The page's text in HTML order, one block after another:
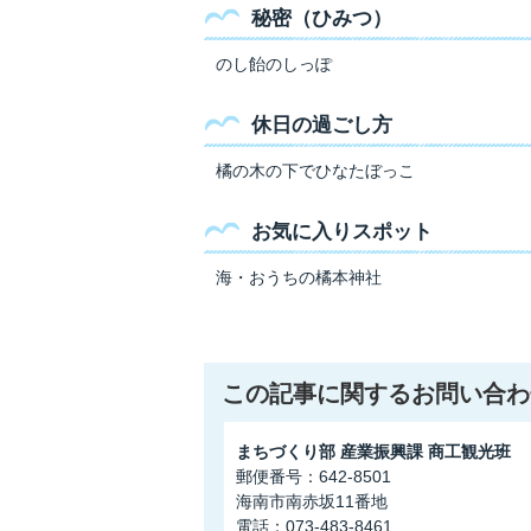
秘密（ひみつ）
のし飴のしっぽ
休日の過ごし方
橘の木の下でひなたぼっこ
お気に入りスポット
海・おうちの橘本神社
この記事に関するお問い合
まちづくり部 産業振興課 商工観光班
郵便番号：642-8501
海南市南赤坂11番地
電話：073-483-8461